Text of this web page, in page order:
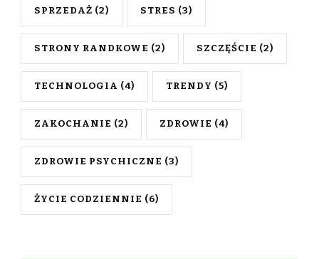
SPRZEDAŻ (2) STRES (3)
STRONY RANDKOWE (2) SZCZĘŚCIE (2)
TECHNOLOGIA (4) TRENDY (5)
ZAKOCHANIE (2) ZDROWIE (4)
ZDROWIE PSYCHICZNE (3)
ŻYCIE CODZIENNIE (6)